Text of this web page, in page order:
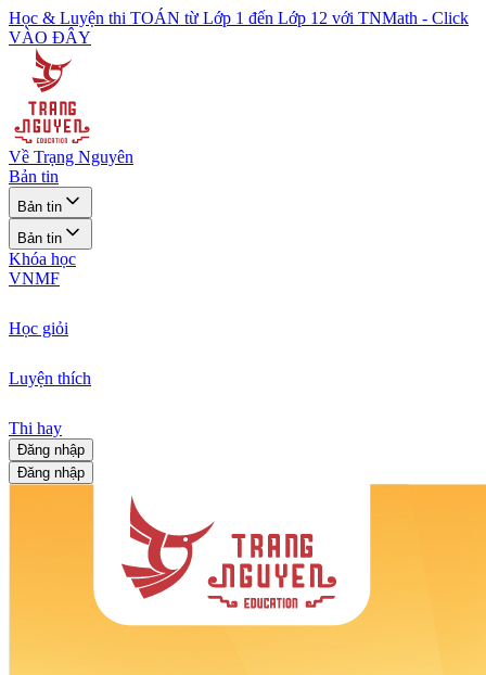
Học & Luyện thi TOÁN từ Lớp 1 đến Lớp 12 với TNMath - Click
VÀO ĐÂY
Về Trạng Nguyên
Bản tin
Bản tin
Bản tin
Khóa học
VNMF
Học giỏi
Luyện thích
Thi hay
Đăng nhập
Đăng nhập